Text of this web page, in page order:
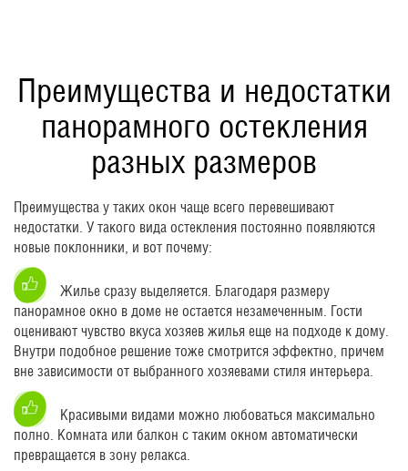
Преимущества и недостатки
панорамного остекления
разных размеров
Преимущества у таких окон чаще всего перевешивают
недостатки. У такого вида остекления постоянно появляются
новые поклонники, и вот почему:
Жилье сразу выделяется. Благодаря размеру
панорамное окно в доме не остается незамеченным. Гости
оценивают чувство вкуса хозяев жилья еще на подходе к дому.
Внутри подобное решение тоже смотрится эффектно, причем
вне зависимости от выбранного хозяевами стиля интерьера.
Красивыми видами можно любоваться максимально
полно. Комната или балкон с таким окном автоматически
превращается в зону релакса.